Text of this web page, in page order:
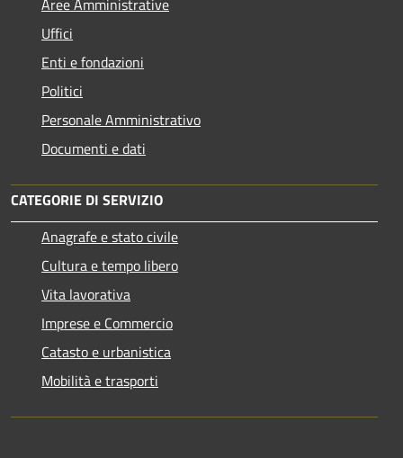
Uffici
Enti e fondazioni
Politici
Personale Amministrativo
Documenti e dati
CATEGORIE DI SERVIZIO
Anagrafe e stato civile
Cultura e tempo libero
Vita lavorativa
Imprese e Commercio
Catasto e urbanistica
Mobilità e trasporti